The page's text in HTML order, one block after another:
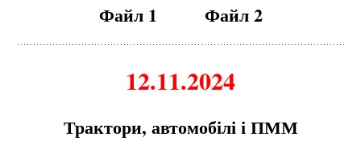
Файл 1
Файл 2
12.11.2024
Трактори, автомобілі і ПММ